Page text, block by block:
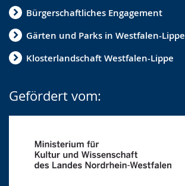
Bürgerschaftliches Engagement
Gärten und Parks in Westfalen-Lippe
Klosterlandschaft Westfalen-Lippe
Gefördert vom: